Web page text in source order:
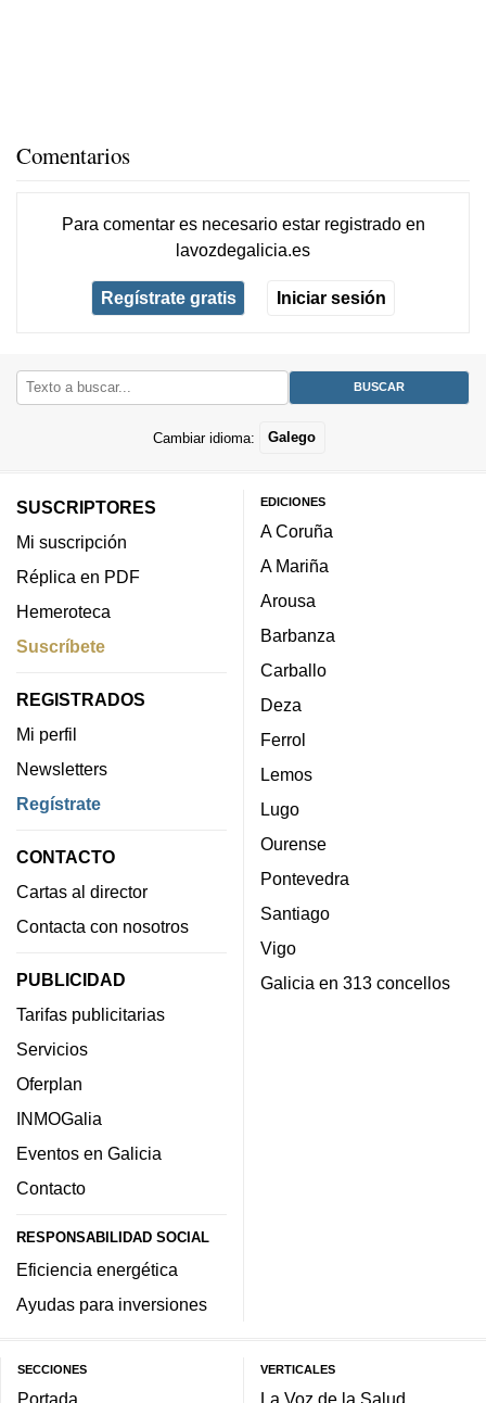
Comentarios
Para comentar es necesario estar registradoen
lavozdegalicia.es
Regístrate gratis Iniciar sesión
Cambiar idioma: Galego
SUSCRIPTORES
Mi suscripción
Réplica en PDF
Hemeroteca
Suscríbete
REGISTRADOS
Mi perfil
Newsletters
Regístrate
CONTACTO
Cartas al director
Contacta con nosotros
PUBLICIDAD
Tarifas publicitarias
Servicios
Oferplan
INMOGalia
Eventos en Galicia
Contacto
RESPONSABILIDAD SOCIAL
Eficiencia energética
Ayudas para inversiones
EDICIONES
A Coruña
A Mariña
Arousa
Barbanza
Carballo
Deza
Ferrol
Lemos
Lugo
Ourense
Pontevedra
Santiago
Vigo
Galicia en 313 concellos
SECCIONES
Portada
VERTICALES
La Voz de la Salud